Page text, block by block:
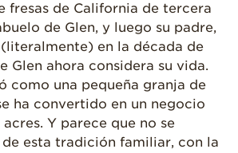
fresas de California de tercera
de Glen, y luego su padre,
(literalmente) en la década de
Glen ahora considera su vida.
como una pequeña granja de
ha convertido en un negocio
Y parece que no se
esta tradición familiar, con la